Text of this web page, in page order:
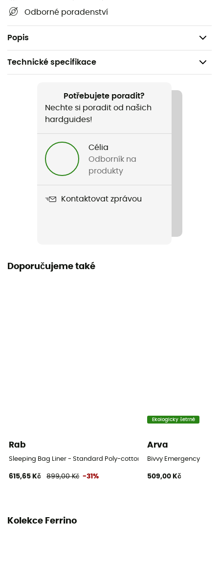
Odborné poradenství
PopisHmotnost: 240 g
Technické specifikace
Pěší turistika / Trekking / Cestování / Kemping
Název produktu
Pro Liner Mummy
Potřebujete poradit?
Nechte si poradit od našich
hardguides!
Célia
Odborník na
produkty
Kontaktovat zprávou
Doporučujeme také
Rab
Sleeping Bag Liner - Standard Poly-cotton - Vložka do spacáku
615,65 Kč 899,00 Kč -31%
Ekologicky šetrné
Arva
Bivvy Emergency
509,00 Kč
Kolekce Ferrino